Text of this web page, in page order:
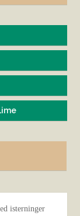
isterninger